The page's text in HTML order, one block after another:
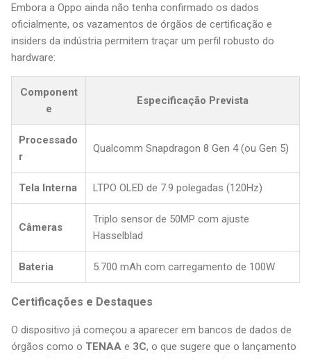
Embora a Oppo ainda não tenha confirmado os dados
oficialmente, os vazamentos de órgãos de certificação e
insiders da indústria permitem traçar um perfil robusto do
hardware:
Component
e
Especificação Prevista
Processado
r
Qualcomm Snapdragon 8 Gen 4 (ou Gen 5)
Tela Interna LTPO OLED de 7.9 polegadas (120Hz)
Câmeras
Triplo sensor de 50MP com ajuste
Hasselblad
Bateria 5.700 mAh com carregamento de 100W
Certificações e Destaques
O dispositivo já começou a aparecer em bancos de dados de
órgãos como o TENAA e 3C, o que sugere que o lançamento